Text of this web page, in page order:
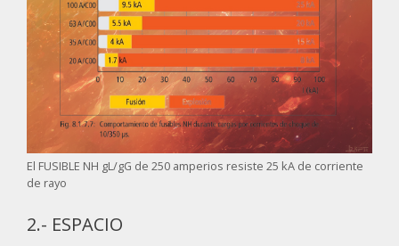
El FUSIBLE NH gL/gG de 250 amperios resiste 25 kA de corriente
de rayo
2.- ESPACIO